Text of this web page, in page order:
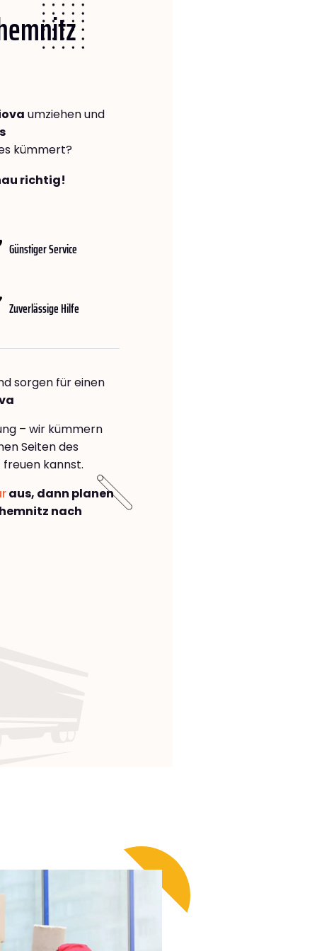
umziehen und
kümmert?
richtig!
Günstiger Service
Zuverlässige Hilfe
sorgen für einen
– wir kümmern
Seiten des
freuen kannst.
aus, dann planen
nach